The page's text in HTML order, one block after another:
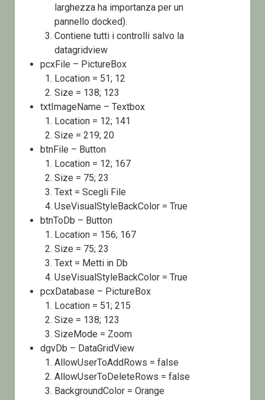
larghezza ha importanza per un
pannello docked).
Contiene tutti i controlli salvo la
datagridview
pcxFile – PictureBox
Location = 51; 12
Size = 138; 123
txtImageName – Textbox
Location = 12; 141
Size = 219; 20
btnFile – Button
Location = 12; 167
Size = 75; 23
Text = Scegli File
UseVisualStyleBackColor = True
btnToDb – Button
Location = 156; 167
Size = 75; 23
Text = Metti in Db
UseVisualStyleBackColor = True
pcxDatabase – PictureBox
Location = 51; 215
Size = 138; 123
SizeMode = Zoom
dgvDb – DataGridView
AllowUserToAddRows = false
AllowUserToDeleteRows = false
BackgroundColor = Orange